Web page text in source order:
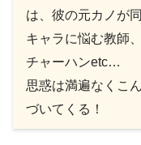
は、彼の元カノが
キャラに悩む教師
チャーハンetc…
思惑は満遍なくこ
づいてくる！